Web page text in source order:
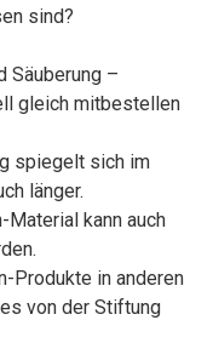
sind?
Säuberung –
gleich mitbestellen
spiegelt sich im
länger.
Material kann auch
Produkte in anderen
von der Stiftung